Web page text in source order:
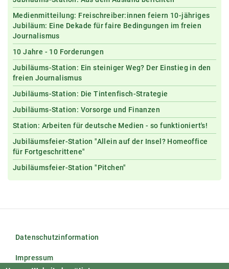
Medienmitteilung: Freischreiber:innen feiern 10-jähriges
Jubiläum: Eine Dekade für faire Bedingungen im freien
Journalismus
10 Jahre - 10 Forderungen
Jubiläums-Station: Ein steiniger Weg? Der Einstieg in den
freien Journalismus
Jubiläums-Station: Die Tintenfisch-Strategie
Jubiläums-Station: Vorsorge und Finanzen
Station: Arbeiten für deutsche Medien - so funktioniert's!
Jubiläumsfeier-Station "Allein auf der Insel? Homeoffice
für Fortgeschrittene"
Jubiläumsfeier-Station "Pitchen"
Datenschutzinformation
Impressum